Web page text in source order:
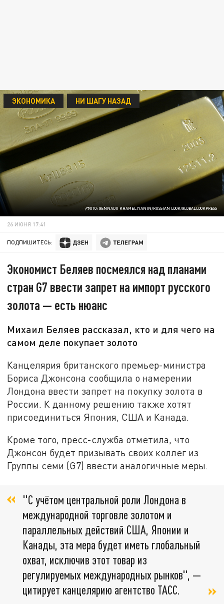
/ФОТО: GENNADII KHAMELIYANIN/RUSSIAN LOOK/GLOBALLOOKPRESS
ЭКОНОМИКА НИ ШАГУ НАЗАД
26 ИЮНЯ 17:41
ПОДПИШИТЕСЬ:
Экономист Беляев посмеялся над планами
стран G7 ввести запрет на импорт русского
золота — есть нюанс
Михаил Беляев рассказал, кто и для чего на
самом деле покупает золото
Канцелярия британского премьер-министра
Бориса Джонсона сообщила о намерении
Лондона ввести запрет на покупку золота в
России. К данному решению также хотят
присоединиться Япония, США и Канада.
Кроме того, пресс-служба отметила, что
Джонсон будет призывать своих коллег из
Группы семи (G7) ввести аналогичные меры.
"С учётом центральной роли Лондона в
международной торговле золотом и
параллельных действий США, Японии и
Канады, эта мера будет иметь глобальный
охват, исключив этот товар из
регулируемых международных рынков", —
цитирует канцелярию агентство ТАСС.